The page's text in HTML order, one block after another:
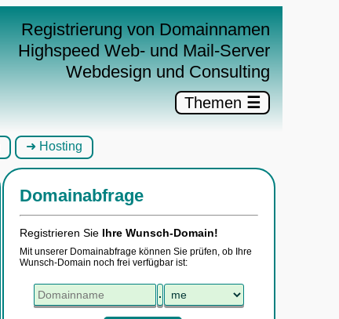
Registrierung von Domainnamen
Highspeed Web- und Mail-Server
Webdesign und Consulting
Themen ☰
➜ Hosting
Domainabfrage
Registrieren Sie Ihre Wunsch-Domain!
Mit unserer Domainabfrage können Sie prüfen, ob Ihre
Wunsch-Domain noch frei verfügbar ist:
.